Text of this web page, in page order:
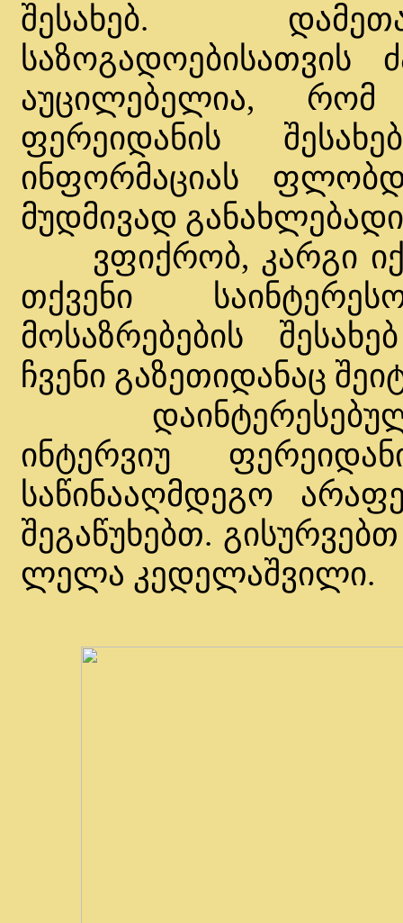
შესახებ.
საზოგადოებისათვის
აუცილებელია, რომ
ფერეიდანის
ინფორმაციას
მუდმივად
ვფიქრობ, კარგი
თქვენი
მოსაზრებების
ჩვენი გაზეთიდანაც
დაინტერესებული
ინტერვიუ
საწინააღმდეგო
შეგაწუხებთ.
ლელა კედელაშვილი.